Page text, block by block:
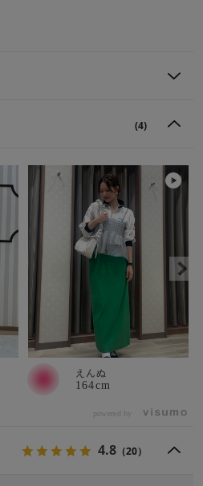
(4)
えんぬ
164cm
powered by
4.8 （20）